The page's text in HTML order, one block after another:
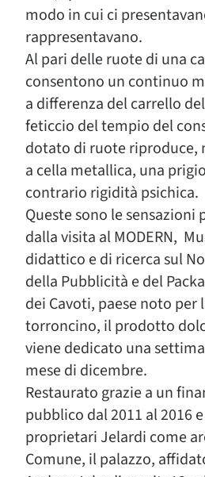
modo in cui ci
rappresentavano.
Al pari delle ruote di una
consentono un continuo
a differenza del carrello
feticcio del tempio del
dotato di ruote riproduce,
a cella metallica, una
contrario rigidità psichica.
Queste sono le
dalla visita al MODERN,
didattico e di ricerca sul
della Pubblicità e del
dei Cavoti, paese noto
torroncino, il prodotto
viene dedicato una
mese di dicembre.
Restaurato grazie a un
pubblico dal 2011 al 2016
proprietari Jelardi come
Comune, il palazzo,